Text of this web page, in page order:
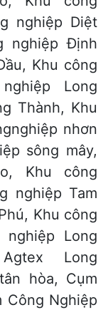
nghiệp Diệt
nghiệp Định
Khu công
Long
Thành, Khu
nhơn
sông mây,
Khu công
nghiệp Tam
Khu công
Long
Long
hòa, Cụm
Công Nghiệp